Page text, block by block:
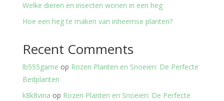
Welke dieren en insecten wonen in een heg
Hoe een heg te maken van inheemse planten?
Recent Comments
lb555game op Rozen Planten en Snoeien: De Perfecte
Bedplanten
k8k8vina op Rozen Planten en Snoeien: De Perfecte